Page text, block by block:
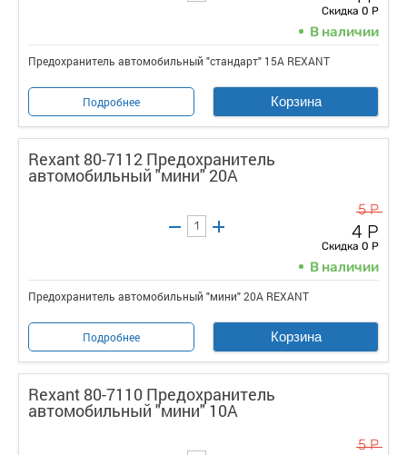
Скидка 0 Р
В наличии
Предохранитель автомобильный "стандарт" 15А REXANT
Подробнее Корзина
Rexant 80-7112 Предохранитель
автомобильный "мини" 20А
5 Р
4 Р
Скидка 0 Р
В наличии
Предохранитель автомобильный "мини" 20А REXANT
Подробнее Корзина
Rexant 80-7110 Предохранитель
автомобильный "мини" 10А
5 Р